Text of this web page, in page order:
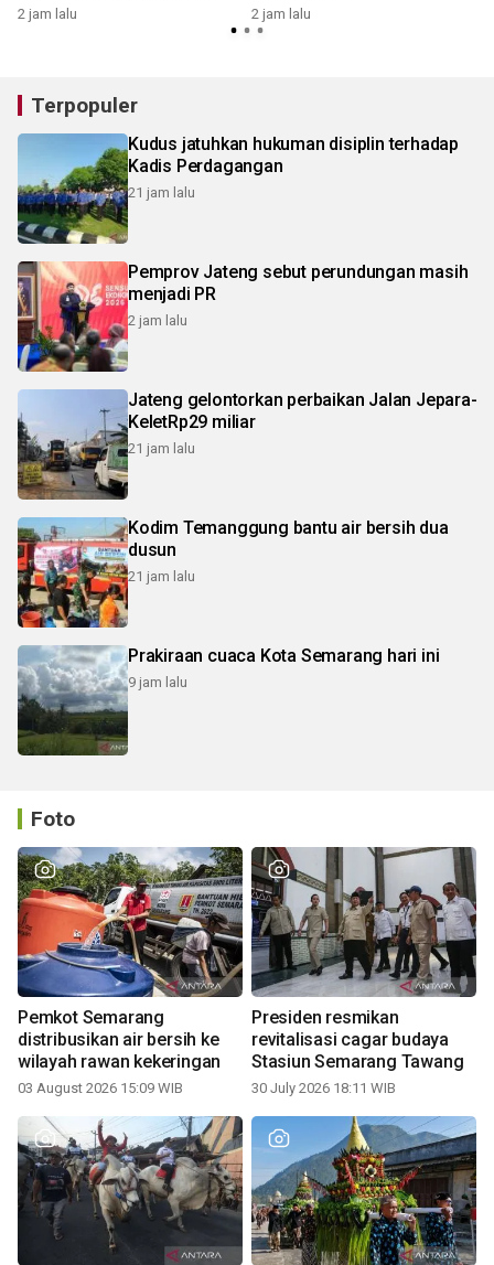
2 jam lalu 2 jam lalu
Terpopuler
Kudus jatuhkan hukuman disiplin terhadap
Kadis Perdagangan
21 jam lalu
Pemprov Jateng sebut perundungan masih
menjadi PR
2 jam lalu
Jateng gelontorkan perbaikan Jalan Jepara-
KeletRp29 miliar
21 jam lalu
Kodim Temanggung bantu air bersih dua
dusun
21 jam lalu
Prakiraan cuaca Kota Semarang hari ini
9 jam lalu
Foto
Pemkot Semarang
distribusikan air bersih ke
wilayah rawan kekeringan
03 August 2026 15:09 WIB
Presiden resmikan
revitalisasi cagar budaya
Stasiun Semarang Tawang
30 July 2026 18:11 WIB